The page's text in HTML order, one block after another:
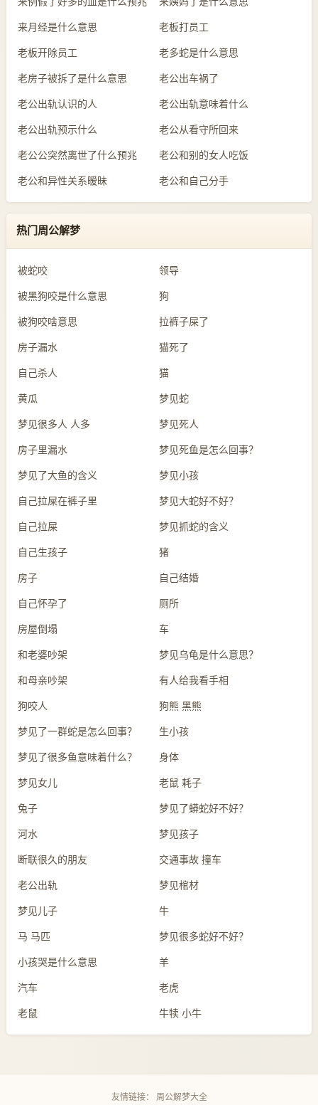
来月经是什么意思 老板打员工
老板开除员工 老多蛇是什么意思
老房子被拆了是什么意思 老公出车祸了
老公出轨认识的人 老公出轨意味着什么
老公出轨预示什么 老公从看守所回来
老公公突然离世了什么预兆 老公和别的女人吃饭
老公和异性关系暧昧 老公和自己分手
热门周公解梦
被蛇咬 领导
被黑狗咬是什么意思 狗
被狗咬啥意思 拉裤子屎了
房子漏水 猫死了
自己杀人 猫
黄瓜 梦见蛇
梦见很多人 人多 梦见死人
房子里漏水 梦见死鱼是怎么回事？
梦见了大鱼的含义 梦见小孩
自己拉屎在裤子里 梦见大蛇好不好？
自己拉屎 梦见抓蛇的含义
自己生孩子 猪
房子 自己结婚
自己怀孕了 厕所
房屋倒塌 车
和老婆吵架 梦见乌龟是什么意思？
和母亲吵架 有人给我看手相
狗咬人 狗熊 黑熊
梦见了一群蛇是怎么回事？ 生小孩
梦见了很多鱼意味着什么？ 身体
梦见女儿 老鼠 耗子
兔子 梦见了蟒蛇好不好？
河水 梦见孩子
断联很久的朋友 交通事故 撞车
老公出轨 梦见棺材
梦见儿子 牛
马 马匹 梦见很多蛇好不好？
小孩哭是什么意思 羊
汽车 老虎
老鼠 牛犊 小牛
友情链接： 周公解梦大全